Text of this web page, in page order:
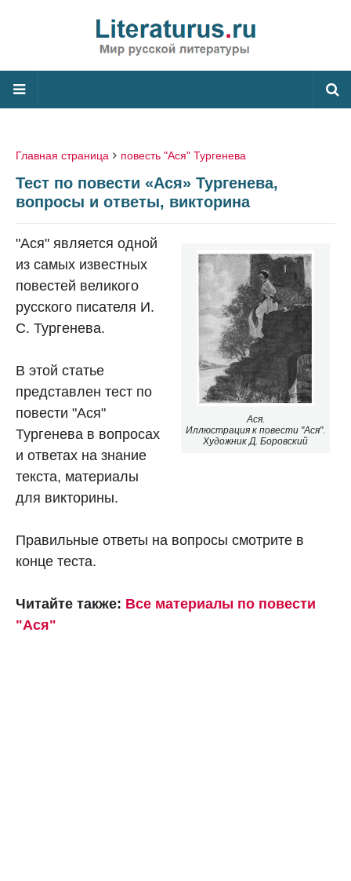
Главная страница повесть "Ася" Тургенева
Тест по повести «Ася» Тургенева,
вопросы и ответы, викторина
Ася.
Иллюстрация к повести "Ася".
Художник Д. Боровский
"Ася" является одной
из самых известных
повестей великого
русского писателя И.
С. Тургенева.
В этой статье
представлен тест по
повести "Ася"
Тургенева в вопросах
и ответах на знание
текста, материалы
для викторины.
Правильные ответы на вопросы смотрите в
конце теста.
Читайте также: Все материалы по повести
"Ася"